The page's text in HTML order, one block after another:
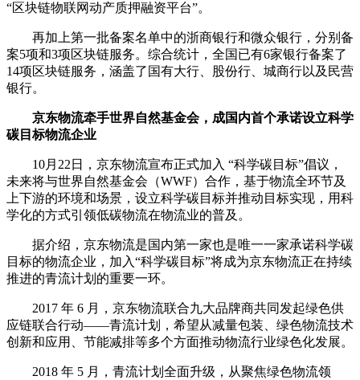
“区块链物联网动产质押融资平台”。
再加上第一批备案名单中的浙商银行和微众银行，分别备
案5项和3项区块链服务。综合统计，全国已有6家银行备案了
14项区块链服务，涵盖了国有大行、股份行、城商行以及民营
银行。
京东物流牵手世界自然基金会，成国内首个承诺设立科学
碳目标物流企业
10月22日，京东物流宣布正式加入 “科学碳目标”倡议，
未来将与世界自然基金会（WWF）合作，基于物流全环节及
上下游的环境和场景，设立科学碳目标并推动目标实现，用科
学化的方式引领低碳物流在物流业的普及。
据介绍，京东物流是国内第一家也是唯一一家承诺科学碳
目标的物流企业，加入“科学碳目标”将成为京东物流正在持续
推进的青流计划的重要一环。
2017 年 6 月，京东物流联合九大品牌商共同发起绿色供
应链联合行动——青流计划，希望从减量包装、绿色物流技术
创新和应用、节能减排等多个方面推动物流行业绿色化发展。
2018 年 5 月，青流计划全面升级，从聚焦绿色物流领